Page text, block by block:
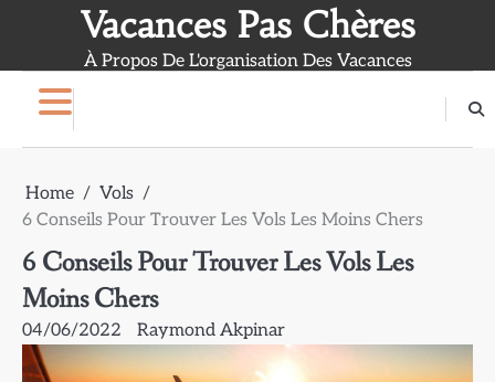
Vacances Pas Chères
À Propos De L'organisation Des Vacances
Home
Vols
6 Conseils Pour Trouver Les Vols Les Moins Chers
6 Conseils Pour Trouver Les Vols Les
Moins Chers
04/06/2022 Raymond Akpinar